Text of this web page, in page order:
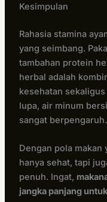
Kesimpulan
Rahasia stamina
yang seimbang.
tambahan protein
herbal adalah
kesehatan
lupa, air minum
sangat berpengaruh.
Dengan pola makan
hanya sehat, tapi
penuh. Ingat,
jangka panjang